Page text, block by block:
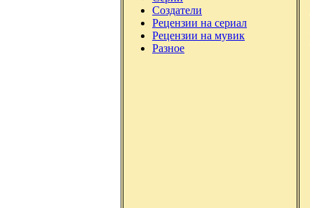
Создатели
Рецензии на сериал
Рецензии на мувик
Разное